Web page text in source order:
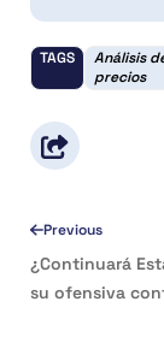
TAGS
Análisis
precios
Previous
¿Continuará
su ofensiva